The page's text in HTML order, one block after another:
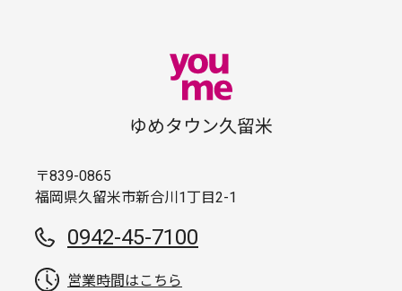
ゆめタウン久留米
〒839-0865
福岡県久留米市新合川1丁目2-1
0942-45-7100
営業時間はこちら